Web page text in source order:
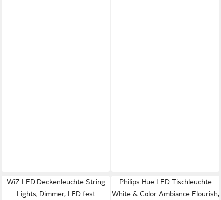
WiZ LED Deckenleuchte String
Lights, Dimmer, LED fest
Philips Hue LED Tischleuchte
White & Color Ambiance Flourish,